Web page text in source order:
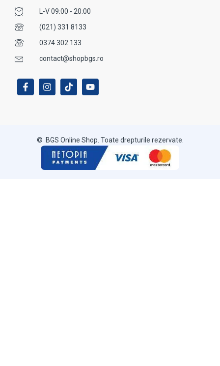
L-V 09:00 - 20:00
(021) 331 8133
0374 302 133
contact@shopbgs.ro
© BGS Online Shop. Toate drepturile rezervate.